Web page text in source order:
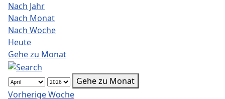
Nach Jahr
Nach Monat
Nach Woche
Heute
Gehe zu Monat
Gehe zu Monat
Vorherige Woche